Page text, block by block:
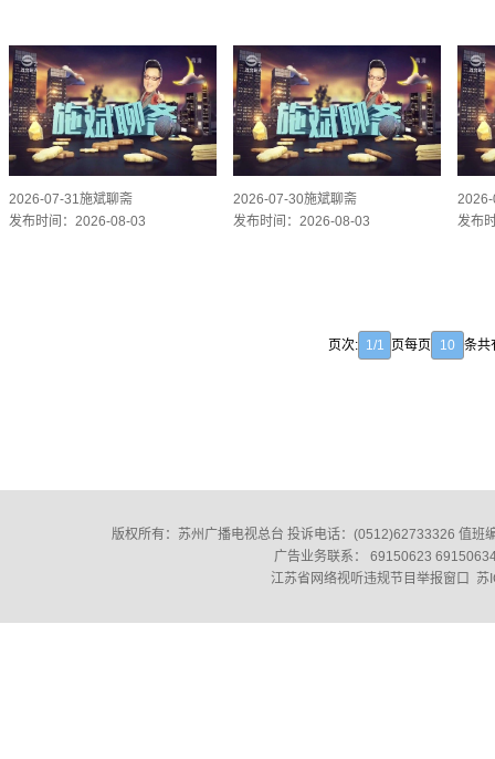
2026-07-31施斌聊斋
发布时间：2026-08-03
2026-07-30施斌聊斋
发布时间：2026-08-03
2026-
发布
页次: 1/1 页每页 10 条共
版权所有：苏州广播电视总台 投诉电话：(0512)62733326‬ 值
广告业务联系： 69150623
江苏省网络视听违规节目举报窗口
苏